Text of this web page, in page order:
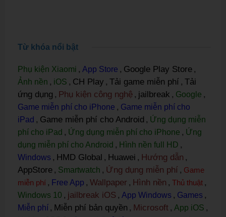
Từ khóa nổi bật
Phụ kiện Xiaomi , App Store , Google Play Store ,
Ảnh nền , iOS , CH Play , Tải game miễn phí , Tải
ứng dụng , Phụ kiện công nghệ , jailbreak , Google ,
Game miễn phí cho iPhone , Game miễn phí cho
iPad , Game miễn phí cho Android , Ứng dụng miễn
phí cho iPad , Ứng dụng miễn phí cho iPhone , Ứng
dụng miễn phí cho Android , Hình nền full HD ,
Windows , HMD Global , Huawei , Hướng dẫn ,
AppStore , Smartwatch , Ứng dụng miễn phí , Game
miễn phí , Free App , Wallpaper , Hình nền , Thủ thuật ,
Windows 10 , jailbreak iOS , App Windows , Games ,
Miễn phí , Miễn phí bản quyền , Microsoft , App iOS ,